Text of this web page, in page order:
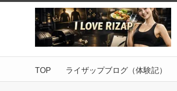
TOP ライザップブログ（体験記）